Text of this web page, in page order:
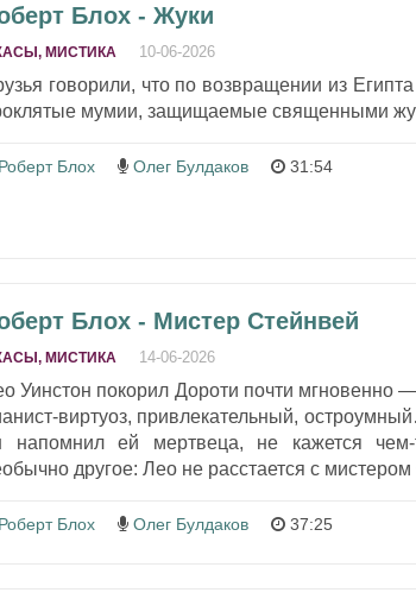
Блох - Жуки
МИСТИКА 10-06-2026
говорили, что по возвращении из
мумии, защищаемые священными
Роберт Блох Олег Булдаков 31:54
Блох - Мистер Стейнвей
МИСТИКА 14-06-2026
Уинстон покорил Дороти почти мгновенно
виртуоз, привлекательный,
напомнил ей мертвеца, не кажется
другое: Лео не расстается с
Роберт Блох Олег Булдаков 37:25